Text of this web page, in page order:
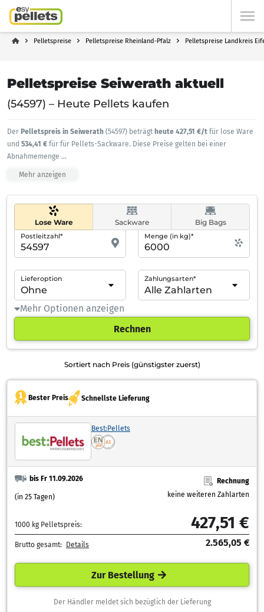
Pelletspreise Pelletspreise Rheinland-Pfalz Pelletspreise Landkreis
Pelletspreise Seiwerath aktuell
(54597) – Heute Pellets kaufen
Der Pelletspreis in Seiwerath (54597) beträgt heute 427,51 €/t für lose Ware
und 534,41 € für für Pellets-Sackware. Diese Preise gelten bei einer
Abnahmemenge ...
Mehr anzeigen
Lose Ware Sackware Big Bags
Postleitzahl* Menge (in kg)*
Lieferoption Zahlungsarten*
Mehr Optionen anzeigen
Rechnen
Sortiert nach Preis (günstigster zuerst)
Bester Preis Schnellste Lieferung
Best:Pellets
bis Fr 11.09.2026
(in 25 Tagen)
Rechnung
keine weiteren Zahlarten
1000 kg Pelletspreis: 427,51 €
Brutto gesamt: Details 2.565,05 €
Zur Bestellung
Der Händler meldet sich bezüglich der Lieferung